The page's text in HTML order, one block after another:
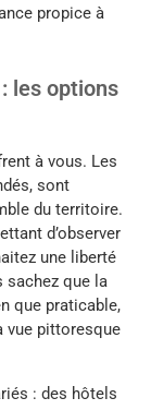
propice à
les options
à vous. Les
sont
du territoire.
d’observer
une liberté
sachez que la
que praticable,
vue pittoresque
: des hôtels